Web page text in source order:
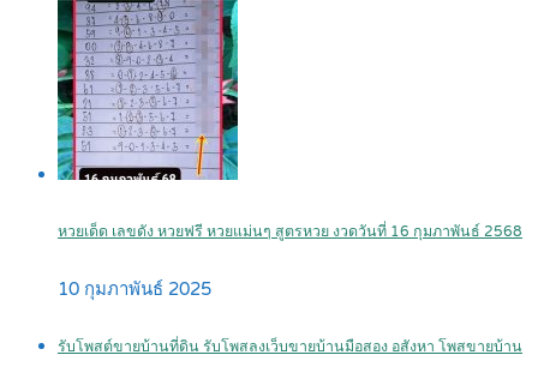
หวยเด็ด เลขดัง หวยฟรี หวยแม่นๆ สูตรหวย งวดวันที่ 16 กุมภาพันธ์ 2568
10 กุมภาพันธ์ 2025
รับโพสต์ขายบ้านที่ดิน รับโพสลงเว็บขายบ้านมือสอง อสังหา โพสขายบ้าน